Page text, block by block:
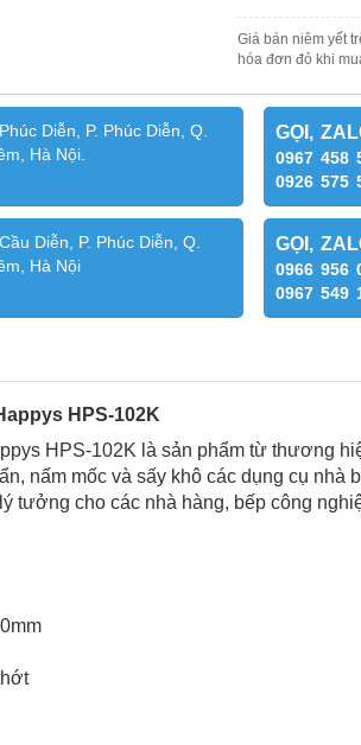
Giá bán niêm yết
hóa đơn đỏ khi
Diễn, P. Phúc Diễn, Q.
Hà Nội.
GỌI,
0967 458
0926 575
Diễn, P. Phúc Diễn, Q.
Hà Nội
GỌI,
0966 956
0967 549
HPS-102K
HPS-102K là sản phẩm từ thương
nấm mốc và sấy khô các dụng cụ nhà
tưởng cho các nhà hàng, bếp công